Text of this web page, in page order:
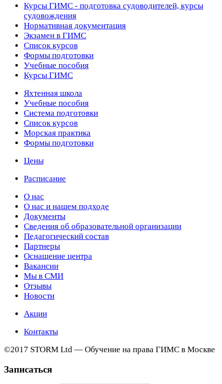
Курсы ГИМС - подготовка судоводителей, курсы
судовождения
Нормативная документация
Экзамен в ГИМС
Список курсов
Формы подготовки
Учебные пособия
Курсы ГИМС
Яхтенная школа
Учебные пособия
Cистема подготовки
Список курсов
Морская практика
Формы подготовки
Цены
Расписание
О нас
О нас и нашем подходе
Документы
Сведения об образовательной организации
Педагогический состав
Партнеры
Оснащение центра
Вакансии
Мы в СМИ
Отзывы
Новости
Акции
Контакты
©2017 STORM Ltd — Обучение на права ГИМС в Москве
Записаться